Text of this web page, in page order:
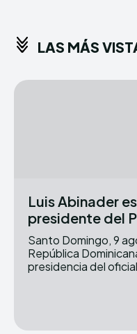
LAS MÁS
Luis Abinader
presidente del
Santo Domingo, 9
República
presidencia del